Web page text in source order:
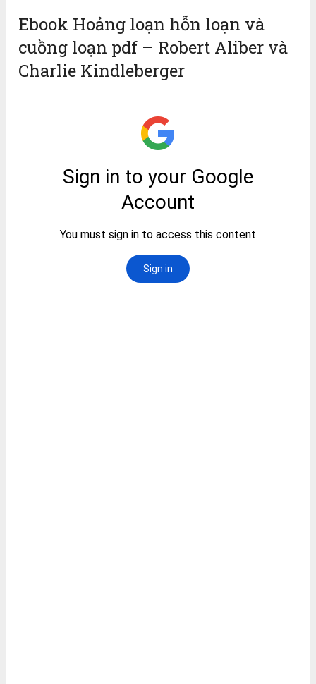
Ebook Hoảng loạn hỗn loạn và
cuồng loạn pdf – Robert Aliber và
Charlie Kindleberger